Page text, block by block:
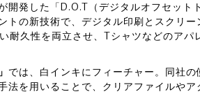
開発した「D.O.T（デジタルオフセット
トの新技術で、デジタル印刷とスクリ
耐久性を両立させ、Tシャツなどのアパ
では、白インキにフィーチャー。同社
法を用いることで、クリアファイルや